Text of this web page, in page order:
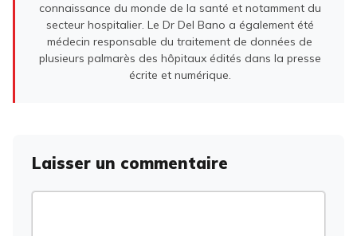
connaissance du monde de la santé et notamment du
secteur hospitalier. Le Dr Del Bano a également été
médecin responsable du traitement de données de
plusieurs palmarès des hôpitaux édités dans la presse
écrite et numérique.
Laisser un commentaire